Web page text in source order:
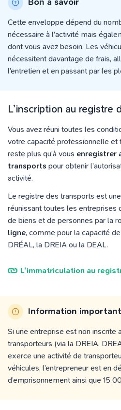
Bon à savoir
Cette enveloppe dépend du
nécessaire à l’activité mais
dont vous avez besoin. Les
nécessitent davantage de frais,
l’entretien et en passant par les
L’inscription au registre
Vous avez réuni toutes les
votre capacité professionnelle et
reste plus qu’à vous enregistrer
transports pour obtenir
activité.
Le registre des transports est
réunissant toutes les entreprises
de biens et de personnes par la
ligne, comme pour la capacité
DRÉAL, la DREIA ou la DEAL.
L’immatriculation au
Information
Si une entreprise est non inscrite
transporteurs (via la DREIA,
exerce une activité de
véhicules, l’entrepreneur est en
d’emprisonnement ainsi que 15